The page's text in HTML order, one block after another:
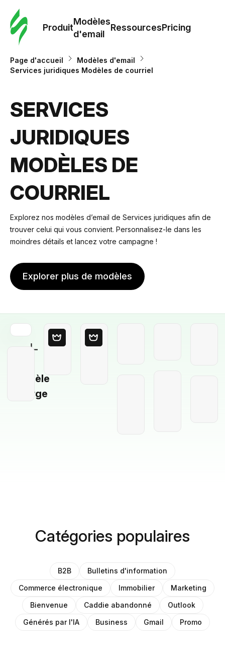
Produit
Modèles
d'email
RessourcesPricing
Page d'accueil
Modèles d'email
Services juridiques Modèles de courriel
SERVICES
JURIDIQUES
MODÈLES DE
COURRIEL
Explorez nos modèles d’email de Services juridiques afin de
trouver celui qui vous convient. Personnalisez-le dans les
moindres détails et lancez votre campagne !
Explorer plus de modèles
Modèle
Vierge
Catégories populaires
B2B
Bulletins d'information
Commerce électronique
Immobilier
Marketing
Bienvenue
Caddie abandonné
Outlook
Générés par l'IA
Business Gmail Promo